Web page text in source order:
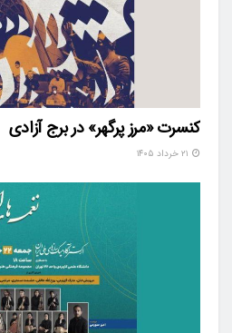
کنسرت «مرز پرگهر» در برج آزادی